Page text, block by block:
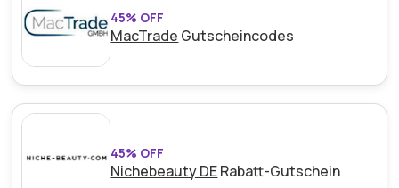
45% OFF
MacTrade Gutscheincodes
45% OFF
Nichebeauty DERabatt-Gutschein